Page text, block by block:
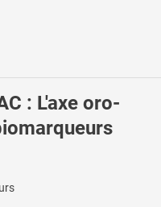
: L'axe oro-